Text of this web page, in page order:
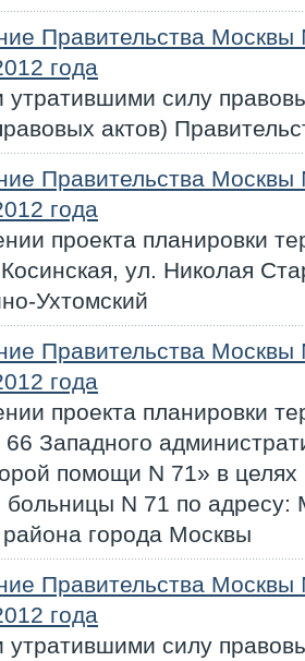
Правительства
года
утратившими силу
актов)
Правительства
года
проекта планировки
ул. Николая
Ухтомский
Правительства
года
проекта планировки
Западного
помощи N 71» в целях
больницы N 71 по
города Москвы
Правительства
года
утратившими силу